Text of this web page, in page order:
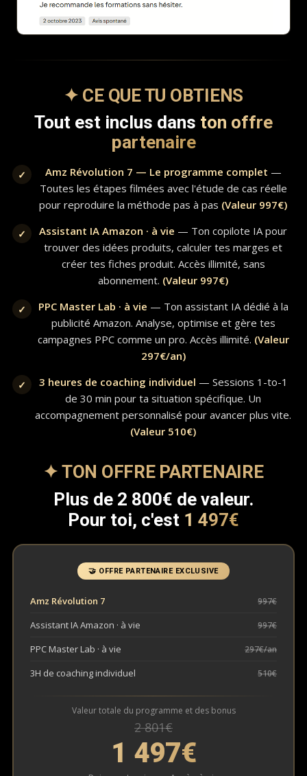
✦ CE QUE TU OBTIENS
Tout est inclus dans ton offre
partenaire
✓ Amz Révolution 7 — Le programme complet —
Toutes les étapes filmées avec l'étude de cas réelle
pour reproduire la méthode pas à pas (Valeur 997€)
✓ Assistant IA Amazon · à vie — Ton copilote IA pour
trouver des idées produits, calculer tes marges et
créer tes fiches produit. Accès illimité, sans
abonnement. (Valeur 997€)
✓ PPC Master Lab · à vie — Ton assistant IA dédié à la
publicité Amazon. Analyse, optimise et gère tes
campagnes PPC comme un pro. Accès illimité. (Valeur
297€/an)
✓ 3 heures de coaching individuel — Sessions 1-to-1
de 30 min pour ta situation spécifique. Un
accompagnement personnalisé pour avancer plus vite.
(Valeur 510€)
✦ TON OFFRE PARTENAIRE
Plus de 2 800€ de valeur.
Pour toi, c'est 1 497€
🤝 OFFRE PARTENAIRE EXCLUSIVE
Amz Révolution 7 997€
Assistant IA Amazon · à vie 997€
PPC Master Lab · à vie 297€/an
3H de coaching individuel 510€
Valeur totale du programme et des bonus
2 801€
1 497€